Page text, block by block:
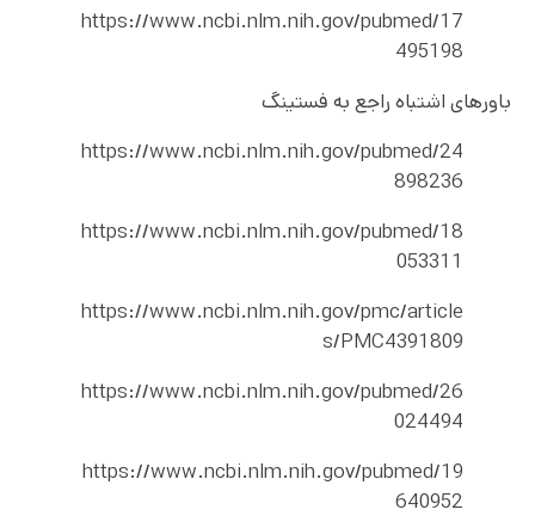
https://www.ncbi.nlm.nih.gov/pubmed/17
495198
باورهای اشتباه راجع به فستینگ
https://www.ncbi.nlm.nih.gov/pubmed/24
898236
https://www.ncbi.nlm.nih.gov/pubmed/18
053311
https://www.ncbi.nlm.nih.gov/pmc/article
s/PMC4391809
https://www.ncbi.nlm.nih.gov/pubmed/26
024494
https://www.ncbi.nlm.nih.gov/pubmed/19
640952